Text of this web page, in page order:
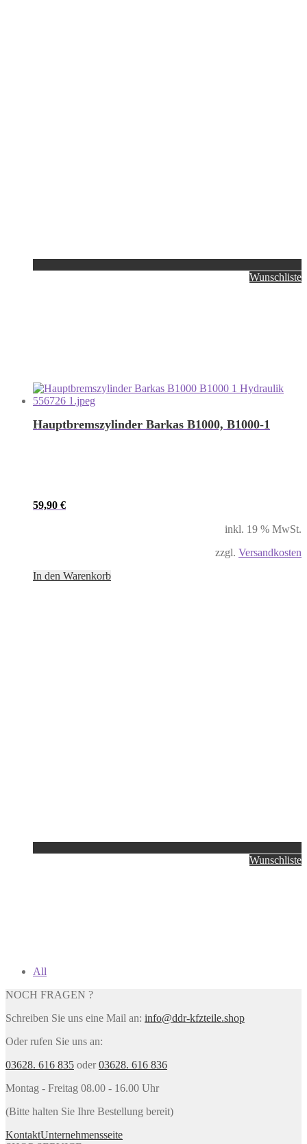
Wunschliste
Hauptbremszylinder Barkas B1000, B1000-1
59,90 €
inkl. 19 % MwSt.
zzgl. Versandkosten
In den Warenkorb
Wunschliste
All
NOCH FRAGEN ?
Schreiben Sie uns eine Mail an: info@ddr-kfzteile.shop
Oder rufen Sie uns an:
03628. 616 835 oder03628. 616 836
Montag - Freitag 08.00 - 16.00 Uhr
(Bitte halten Sie Ihre Bestellung bereit)
KontaktUnternehmensseite